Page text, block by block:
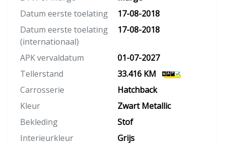
Datum eerste toelating
17-08-2018
Datum eerste toelating
(internationaal)
17-08-2018
APK vervaldatum
01-07-2027
Tellerstand
33.416 KM
Carrosserie
Hatchback
Kleur
Zwart Metallic
Bekleding
Stof
Interieurkleur
Grijs